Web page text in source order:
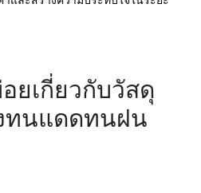
ยเกี่ยวกับวัสดุ
ทนแดดทนฝน